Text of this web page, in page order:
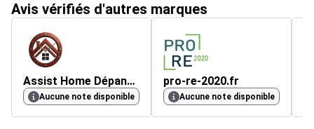
Avis vérifiés d'autres marques
Assist Home Dépannage
Aucune note disponible
pro-re-2020.fr
Aucune note disponible